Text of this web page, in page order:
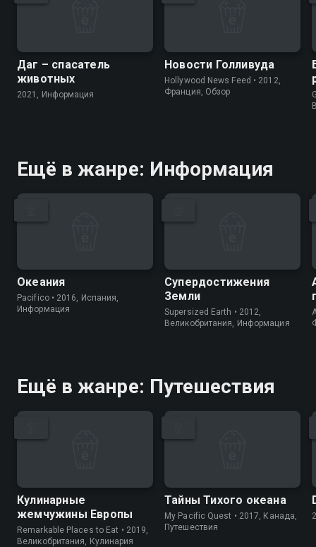
Даг – спасатель
животных
2021, Информация
Новости Голливуда
Hollywood News Feed • 2012,
Франция, Обзор
Ещё в жанре: Информация
Океания
Pacifico • 2016, Испания,
Информация
Супердостижения
Земли
Supersized Earth • 2012,
Великобритания, Информация
Ещё в жанре: Путешествия
Кулинарные
жемчужины Европы
Remarkable Places to Eat • 2019,
Великобритания, Кулинария
Тайны Тихого океана
My Pacific Quest • 2017, Канада,
Путешествия